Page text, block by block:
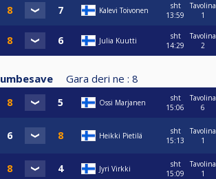
Kalevi Toivonen
sht
13:59
Tavolina
1
Julia Kuutti
sht
14:29
Tavolina
2
Gara deri ne : 8
Ossi Marjanen
sht
15:06
Tavolina
6
Heikki Pietilä
sht
15:13
Tavolina
1
Jyri Virkki
sht
15:09
Tavolina
1